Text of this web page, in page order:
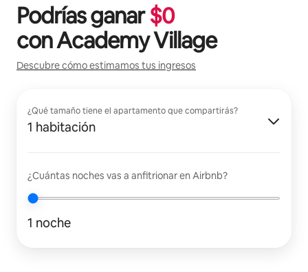
Podrías ganar$0
conAcademy Village
Descubre cómo estimamos tus ingresos
¿Qué tamaño tiene el apartamento que compartirás?
1 habitación
¿Cuántas noches vas a anfitrionar en Airbnb?
1 noche